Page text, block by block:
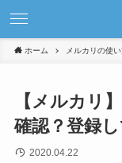
ホーム メルカリの使
【メルカリ
確認？登録
2020.04.22